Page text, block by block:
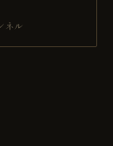
ネル